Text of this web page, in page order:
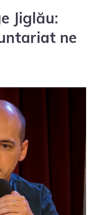
Jiglău:
ne